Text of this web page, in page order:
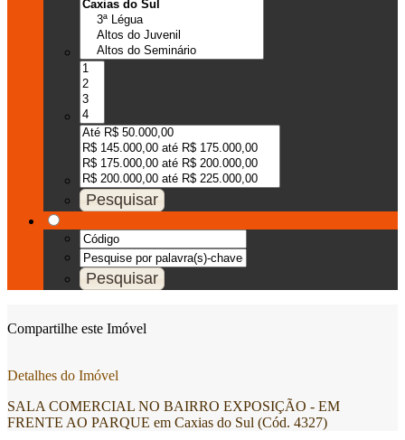
Compartilhe este Imóvel
Detalhes do Imóvel
SALA COMERCIAL NO BAIRRO EXPOSIÇÃO - EM
FRENTE AO PARQUE em Caxias do Sul (Cód. 4327)